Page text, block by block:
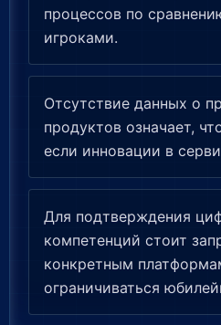
процессов по
игроками.
Отсутствие данных о
продуктов означает,
если инновации в
Для подтверждения
компетенций стоит
конкретным
ограничиваться